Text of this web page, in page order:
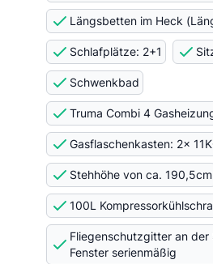
Längsbetten im Heck
Schlafplätze: 2+1
Schwenkbad
Truma Combi 4
Gasflaschenkasten: 2x
Stehhöhe von ca. 190,5cm
100L
Fliegenschutzgitter an der
Fenster serienmäßig